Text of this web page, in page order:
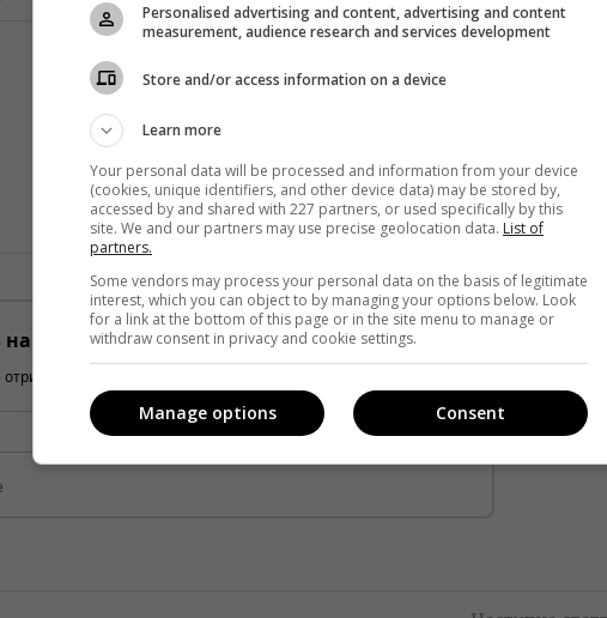
Пишемо з любов'ю !
від нас листи
* Підписатись→
Personalised advertising and content, advertising and content
measurement, audience research and services development
Store and/or access information on a device
Learn more
Your personal data will be processed and information from your device
(cookies, unique identifiers, and other device data) may be stored by,
accessed by and shared with 227 partners, or used specifically by this
site. We and our partners may use precise geolocation data. List of
partners.
Some vendors may process your personal data on the basis of legitimate
interest, which you can object to by managing your options below. Look
for a link at the bottom of this page or in the site menu to manage or
withdraw consent in privacy and cookie settings.
Consent
Manage options